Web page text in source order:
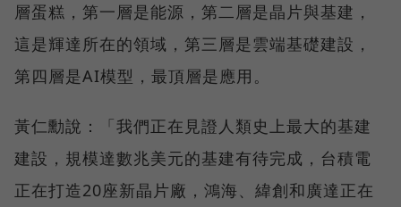
層蛋糕，第一層是能源，第二層是晶片與基建，
這是輝達所在的領域，第三層是雲端基礎建設，
第四層是AI模型，最頂層是應用。
黃仁勳說：「我們正在見證人類史上最大的基建
建設，規模達數兆美元的基建有待完成，台積電
正在打造20座新晶片廠，鴻海、緯創和廣達正在